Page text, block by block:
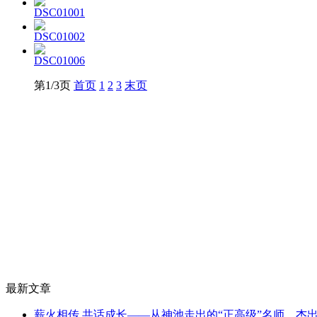
DSC01001
DSC01002
DSC01006
第1/3页 首页 1 2 3 末页
最新文章
薪火相传 共话成长——从神池走出的“正高级”名师、杰